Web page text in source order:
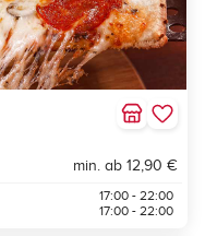
min. ab 12,90 €
17:00 - 22:00
17:00 - 22:00